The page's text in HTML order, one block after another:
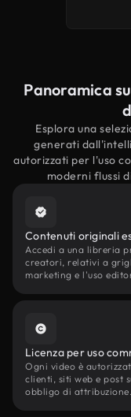
Panoramica
Esplora una
generati
autorizzati per l'uso
moderni flussi
Contenuti originali
Accedi a una libreria
creatori, relativi a
marketing e l'uso
Licenza per uso
Ogni video è
clienti, siti web e post
obbligo di attribuzione.